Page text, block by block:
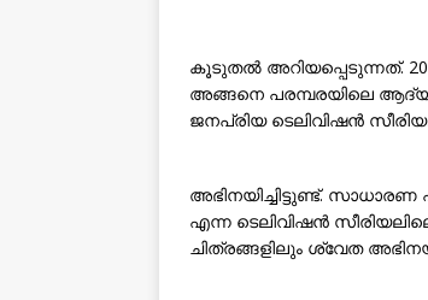
കൂടുതൽ അറിയപ്പെടുന്നത്.
അങ്ങനെ പരമ്പരയിലെ ആദ്യ
ജനപ്രിയ ടെലിവിഷൻ
അഭിനയിച്ചിട്ടുണ്ട്. സാധാരണ
എന്ന ടെലിവിഷൻ
ചിത്രങ്ങളിലും ശ്വേത